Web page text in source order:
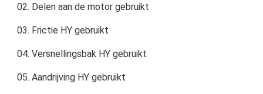
02. Delen aan de motor gebruikt
03. Frictie HY gebruikt
04. Versnellingsbak HY gebruikt
05. Aandrijving HY gebruikt